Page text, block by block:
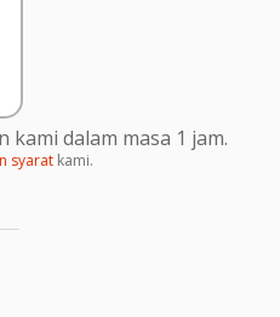
dalam masa 1 jam.
syarat kami.